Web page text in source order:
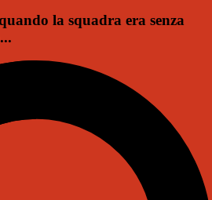
la squadra era senza